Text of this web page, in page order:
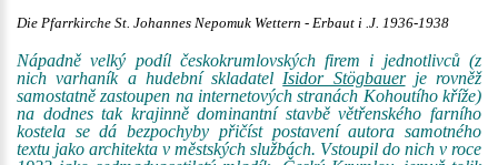
Die Pfarrkirche St. Johannes Nepomuk Wettern - Erbaut i .J. 1936-1938
Nápadně velký podíl českokrumlovských firem i jednotlivců (z
nich varhaník a hudební skladatel Isidor Stögbauerje rovněž
samostatně zastoupen na internetových stranách Kohoutího kříže)
na dodnes tak krajinně dominantní stavbě větřenského farního
kostela se dá bezpochyby přičíst postavení autora samotného
textu jako architekta v městských službách. Vstoupil do nich v roce